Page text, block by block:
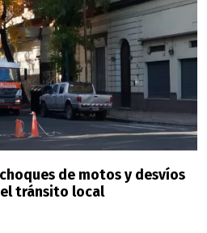
de motos y desvíos
tránsito local